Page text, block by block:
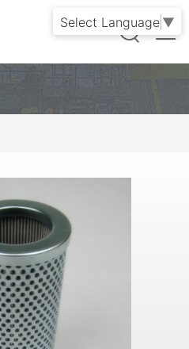
Select Language ▼